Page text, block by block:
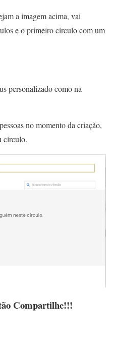
a imagem acima, vai
e o primeiro círculo com um
personalizado como na
no momento da criação,
círculo.
Compartilhe!!!